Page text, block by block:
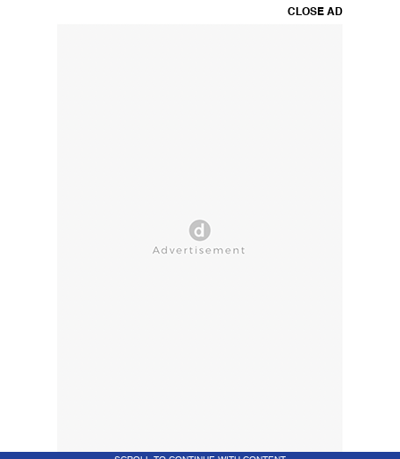
CLOSE AD